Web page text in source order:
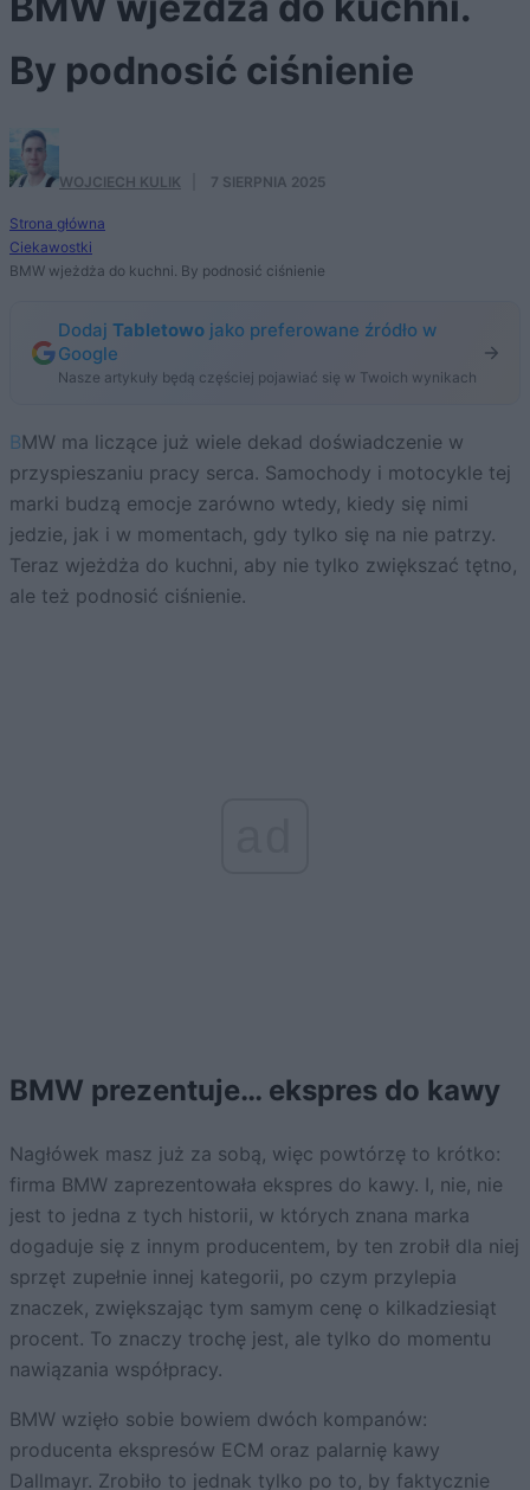
By podnosić ciśnienie
WOJCIECH KULIK 7 SIERPNIA 2025
Strona główna
Ciekawostki
BMW wjeżdża do kuchni. By podnosić ciśnienie
Dodaj Tabletowo jako preferowane źródło w
Google
Nasze artykuły będą częściej pojawiać się w Twoich wynikach
BMW ma liczące już wiele dekad doświadczenie w
przyspieszaniu pracy serca. Samochody i motocykle tej
marki budzą emocje zarówno wtedy, kiedy się nimi
jedzie, jak i w momentach, gdy tylko się na nie patrzy.
Teraz wjeżdża do kuchni, aby nie tylko zwiększać tętno,
ale też podnosić ciśnienie.
BMW prezentuje… ekspres do kawy
Nagłówek masz już za sobą, więc powtórzę to krótko:
firma BMW zaprezentowała ekspres do kawy. I, nie, nie
jest to jedna z tych historii, w których znana marka
dogaduje się z innym producentem, by ten zrobił dla niej
sprzęt zupełnie innej kategorii, po czym przylepia
znaczek, zwiększając tym samym cenę o kilkadziesiąt
procent. To znaczy trochę jest, ale tylko do momentu
nawiązania współpracy.
BMW wzięło sobie bowiem dwóch kompanów:
producenta ekspresów ECM oraz palarnię kawy
Dallmayr. Zrobiło to jednak tylko po to, by faktycznie